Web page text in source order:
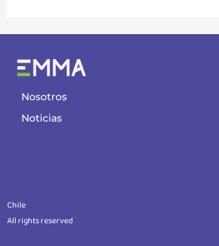
Nosotros
Noticias
Chile
All rights reserved